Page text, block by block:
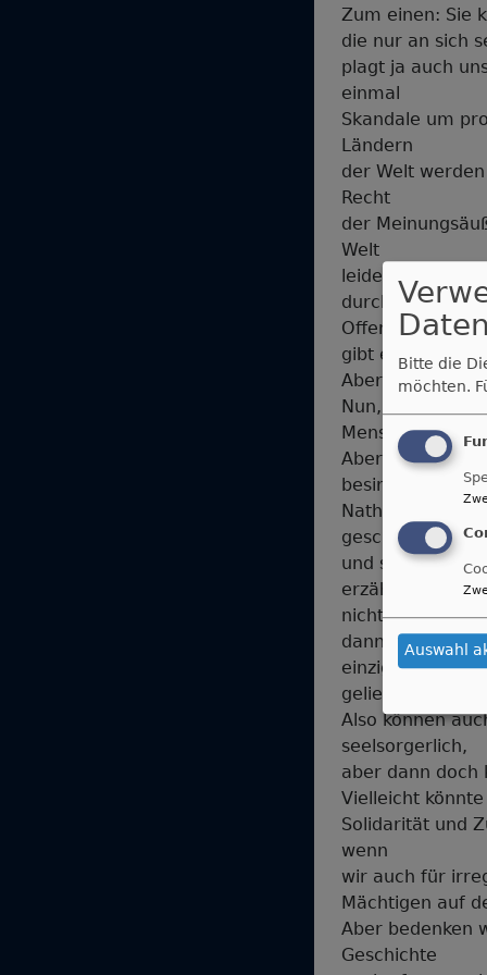
Zum einen: Sie
die nur an sich
plagt ja auch
einmal
Skandale um
Ländern
der Welt
Recht
der
Welt
leidet darunter.
durchaus auch
Offenbar
gibt es dieses
Aber was hilft
Nun, ich denke,
Menschen
Aber heißt das,
besinnen?
Nathan, der
geschickt
und
erzählt ihm eine
nicht gleich in
dann merkt er
einziges,
geliebtes Schaf
Also können
seelsorgerlich,
aber dann doch
Vielleicht
Solidarität und
wenn
wir auch für
Mächtigen auf
Aber bedenken
Geschichte
Bitte die
möchten.
Auswahl